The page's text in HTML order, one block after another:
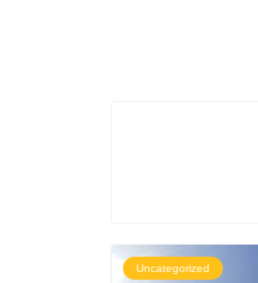
Uncategorized